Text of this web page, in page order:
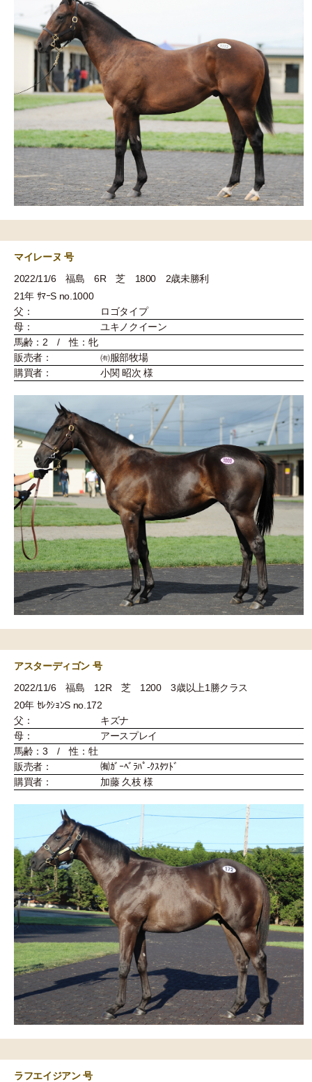
マイレーヌ 号
2022/11/6 福島 6R 芝 1800 2歳未勝利
21年 ｻﾏｰS no.1000
父：
ロゴタイプ
母：
ユキノクイーン
馬齢：2 / 性：牝
販売者：
㈲服部牧場
購買者：
小関 昭次 様
アスターディゴン 号
2022/11/6 福島 12R 芝 1200 3歳以上1勝クラス
20年 ｾﾚｸｼｮﾝS no.172
父：
キズナ
母：
アースプレイ
馬齢：3 / 性：牡
販売者：
㈲ｶﾞｰﾍﾞﾗﾊﾟ-ｸｽﾀﾂﾄﾞ
購買者：
加藤 久枝 様
ラフエイジアン 号